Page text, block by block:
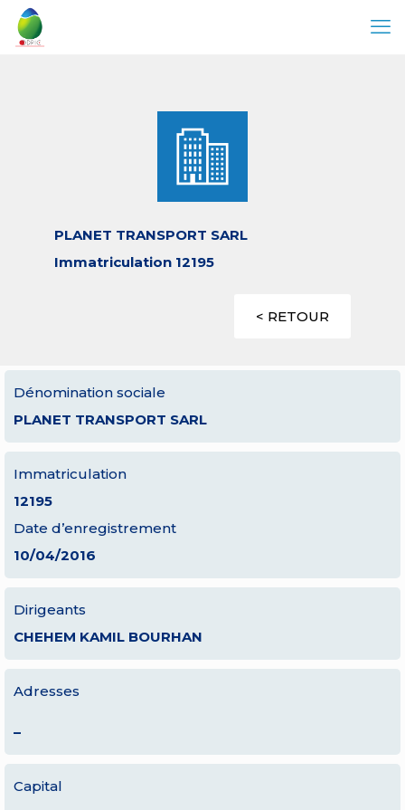
PLANET TRANSPORT SARL
Immatriculation 12195
< RETOUR
Dénomination sociale
PLANET TRANSPORT SARL
Immatriculation
12195
Date d’enregistrement
10/04/2016
Dirigeants
CHEHEM KAMIL BOURHAN
Adresses
–
Capital